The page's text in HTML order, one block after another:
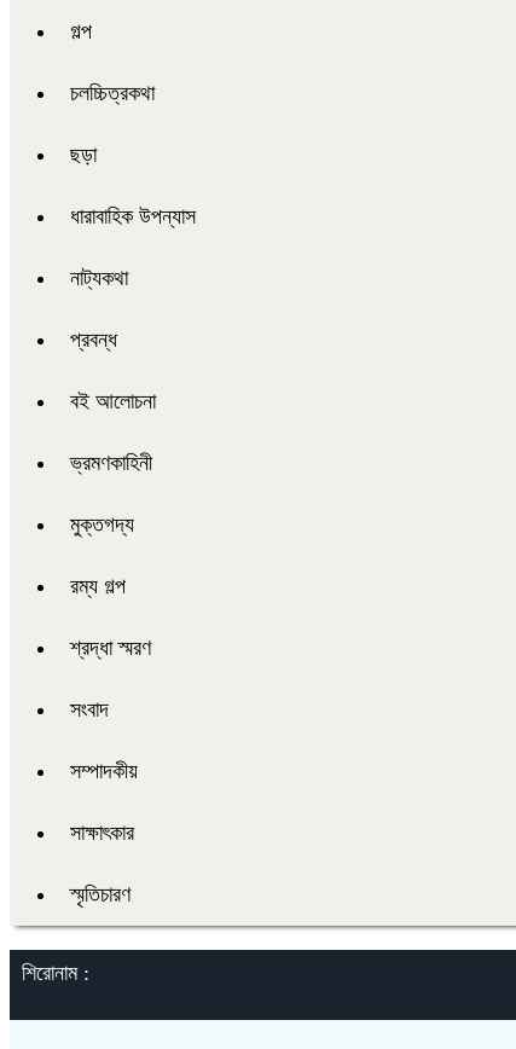
গল্প
চলচ্চিত্রকথা
ছড়া
ধারাবাহিক উপন্যাস
নাট্যকথা
প্রবন্ধ
বই আলোচনা
ভ্রমণকাহিনী
মুক্তগদ্য
রম্য গল্প
শ্রদ্ধা স্মরণ
সংবাদ
সম্পাদকীয়
সাক্ষাৎকার
স্মৃতিচারণ
শিরোনাম :